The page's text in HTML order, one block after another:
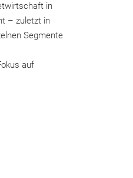
in
– zuletzt in
Segmente
auf